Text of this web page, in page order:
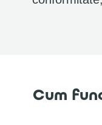
Cum